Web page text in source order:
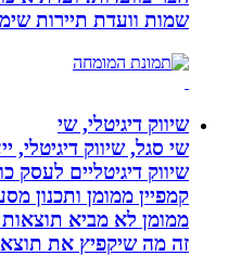
שמות וועדת תיירות שימור
שיווק דיגיטלי, שי
שי סגל, שיווק דיגיטלי, ייעוץ,
שיווק דיגיטליים לעסק כולל
קמפיין ממומן ותכנון מסע
ממומן לא מביא תוצאות
זה מה שיקפיץ את תוצאות